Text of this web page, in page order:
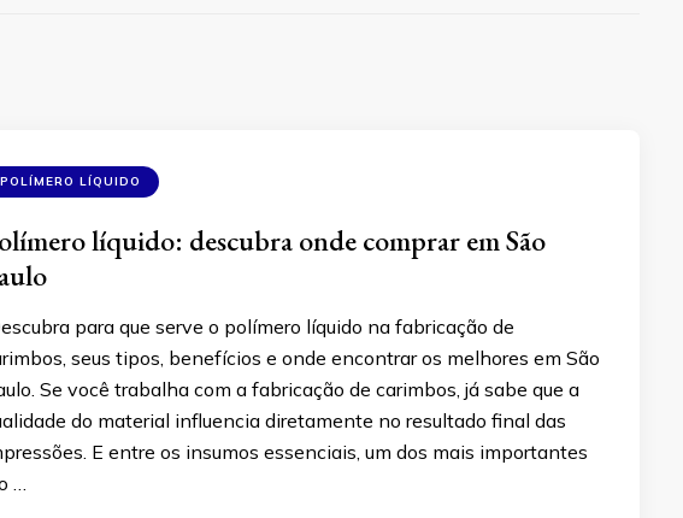
POLÍMERO LÍQUIDO
líquido: descubra onde comprar em São
para que serve o polímero líquido na fabricação de
seus tipos, benefícios e onde encontrar os melhores em São
Se você trabalha com a fabricação de carimbos, já sabe que a
do material influencia diretamente no resultado final das
E entre os insumos essenciais, um dos mais importantes
…